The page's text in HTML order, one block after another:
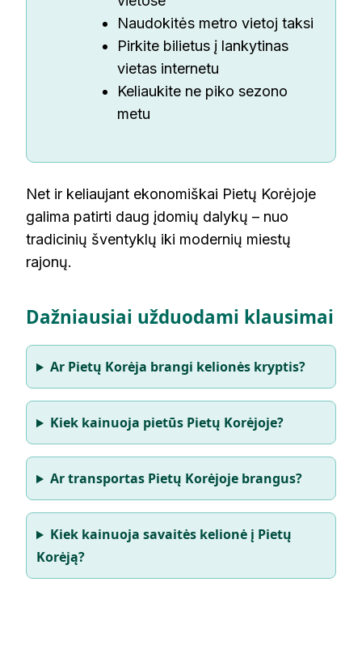
Naudokitės metro vietoj taksi
Pirkite bilietus į lankytinas
vietas internetu
Keliaukite ne piko sezono
metu
Net ir keliaujant ekonomiškai Pietų Korėjoje
galima patirti daug įdomių dalykų – nuo
tradicinių šventyklų iki modernių miestų
rajonų.
Dažniausiai užduodami klausimai
Ar Pietų Korėja brangi kelionės kryptis?
Kiek kainuoja pietūs Pietų Korėjoje?
Ar transportas Pietų Korėjoje brangus?
Kiek kainuoja savaitės kelionė į Pietų
Korėją?